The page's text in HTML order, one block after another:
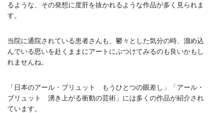
るような、その発想に度肝を抜かれるような作品が多く見られま
す。
当院に通院されている患者さんも、鬱々とした気分の時、溜め込
んでいる思いを赴くままにアートにぶつけてみるのも良いかもし
れませんね。
「日本のアール・ブリュット もうひとつの眼差し」「アール・
ブリュット 湧き上がる衝動の芸術」には多くの作品が紹介され
ています。